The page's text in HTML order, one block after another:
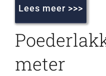
Lees meer >>>
meter